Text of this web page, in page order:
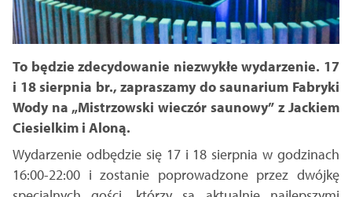
To będzie zdecydowanie niezwykłe wydarzenie. 17
i 18 sierpnia br., zapraszamy do saunarium Fabryki
Wody na „Mistrzowski wieczór saunowy” z Jackiem
Ciesielkim i Aloną.
Wydarzenie odbędzie się 17 i 18 sierpnia w godzinach
16:00-22:00 i zostanie poprowadzone przez dwójkę